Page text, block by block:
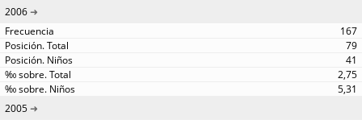
2006
167
79
41
2,75
5,31
2005